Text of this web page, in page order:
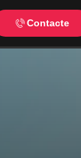
Contacte